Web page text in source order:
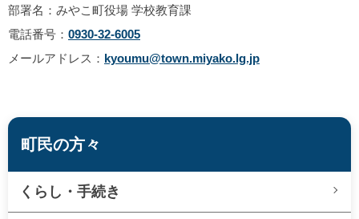
部署名：みやこ町役場 学校教育課
電話番号： 0930-32-6005
メールアドレス： kyoumu@town.miyako.lg.jp
町民の方々
くらし・手続き